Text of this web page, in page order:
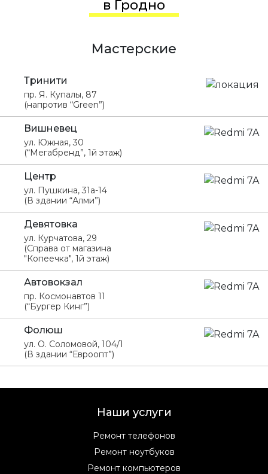
в Гродно
Мастерские
Тринити
пр. Я. Купалы, 87
(напротив “Green”)
Вишневец
ул. Южная, 30
(“Мегабренд”, 1й этаж)
Центр
ул. Пушкина, 31а-14
(В здании “Алми”)
Девятовка
ул. Курчатова, 29
(Справа от магазина
"Копеечка", 1й этаж)
Автовокзал
пр. Космонавтов 11
(“Бургер Кинг”)
Фолюш
ул. О. Соломовой, 104/1
(В здании “Евроопт”)
Наши услуги
Ремонт телефонов
Ремонт ноутбуков
Ремонт компьютеров